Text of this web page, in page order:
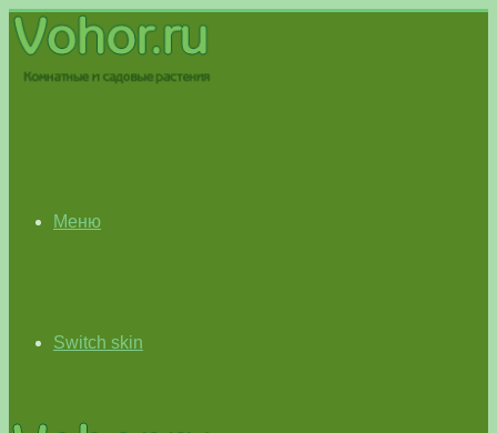
Меню
Switch skin